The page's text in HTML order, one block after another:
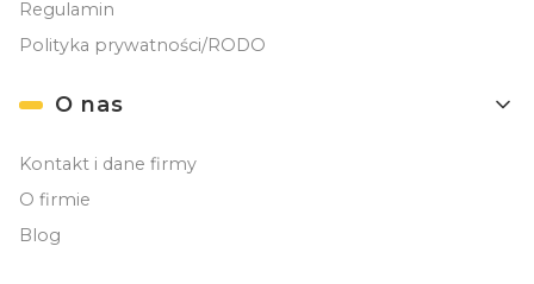
Regulamin
Polityka prywatności/RODO
O nas
Kontakt i dane firmy
O firmie
Blog